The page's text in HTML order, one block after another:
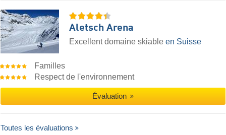
Aletsch Arena
Excellent domaine skiable en Suisse
Familles
Respect de l'environnement
Évaluation
Toutes les évaluations